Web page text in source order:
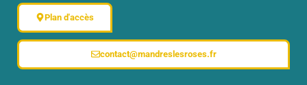
Plan d'accès
contact@mandreslesroses.fr